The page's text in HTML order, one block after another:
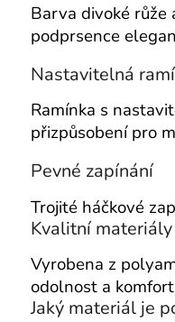
Barva divoké růže
podprsence
Nastavitelná
Ramínka s
přizpůsobení pro
Pevné zapínání
Trojité háčkové
Kvalitní materiály
Vyrobena z
odolnost a
Jaký materiál je